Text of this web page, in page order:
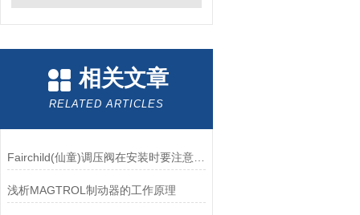
相关文章
RELATED ARTICLES
Fairchild(仙童)调压阀在安装时要注意有哪些需要注意的地方？
浅析MAGTROL制动器的工作原理